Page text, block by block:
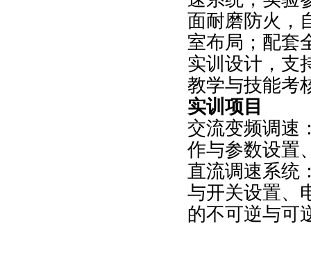
面耐磨防火，
室布局；配套
实训设计，支
教学与技能考
实训项目
交流变频调速
作与参数设置
直流调速系统
与开关设置、
的不可逆与可